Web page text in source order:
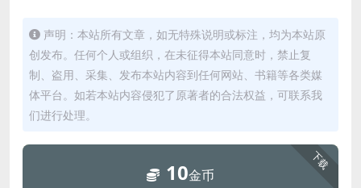
声明：本站所有文章，如无特殊说明或标注，均为本站原
创发布。任何个人或组织，在未征得本站同意时，禁止复
制、盗用、采集、发布本站内容到任何网站、书籍等各类媒
体平台。如若本站内容侵犯了原著者的合法权益，可联系我
们进行处理。
下载
10金币